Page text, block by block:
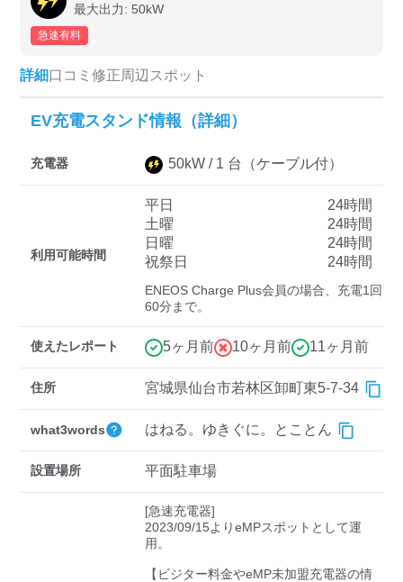
高速道路上のみ表示
認証システム
EV充電エネチェンジ e-Mobility Power
三菱ディーラーを表示
日産ディーラーを表示
トヨタディーラーを表
示
すべて 中速-20kW-以上 急速-44kW-以上
検索する
最大出力: 50kW
急速有料
詳細口コミ 修正周辺スポット
EV充電スタンド情報（詳細）
充電器 50kW / 1 台 （ケーブル付）
利用可能時間
平日
24時間
土曜
24時間
日曜
24時間
祝祭日
24時間
ENEOS Charge Plus会員の場合、充電1回
60分まで。
使えたレポート 5ヶ月前 10ヶ月前 11ヶ月前
住所 宮城県仙台市若林区卸町東5-7-34
what3words はねる。ゆきぐに。とことん
設置場所 平面駐車場
[急速充電器]
2023/09/15よりeMPスポットとして運
用。
【ビジター料金やeMP未加盟充電器の情